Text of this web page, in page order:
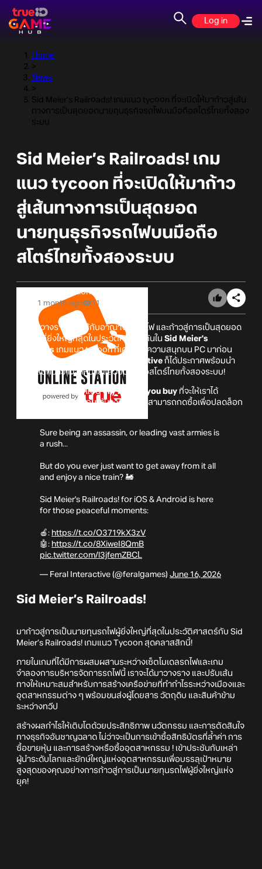
Log in
Home
>
News
>
Sid Meier’s Railroads! เกมแนว tycoon ที่จะเปิดให้มาก้าวสู่เส้น
ทางการเป็นสุดยอดนายทุนธุรกิจรถไฟบนมือถือสโตร์ไทยทั้งสอง
ระบบ
Sid Meier’s Railroads! เกม
แนว tycoon ที่จะเปิดให้มาก้าว
สู่เส้นทางการเป็นสุดยอด
นายทุนธุรกิจรถไฟบนมือถือ
สโตร์ไทยทั้งสองระบบ
Online Station
1 month ago
11
มาร่วมวางรากฐานให้กับอาณาจักรรถไฟ และก้าวสู่การเป็นสุดยอด
นายทุนที่ยิ่งใหญ่ที่สุดในประวัติศาสตร์กันใน Sid Meier's
Railroads เกมแนว tycoon ที่เคยฝากความสนุกบน PC มาก่อน
หน้านี้ โดยล่าสุดนั้นทาง
Feral Interactive ก็ได้ประกาศพร้อมนำ
ความสนุกมาวางจำหน่ายแล้วบนมือถือสโตร์ไทยทั้งสองระบบ!
ทั้งนี้ตัวเกมจะเป็นรูปแบบTry before you buy ที่จะให้เราได้
สามารถลองเล่นตัวเกมได้บางส่วน และสามารถกดซื้อเพื่อปลดล็อก
Sure being an assassin, or leading vast armies is
a rush...
But do you ever just want to get away from it all
and enjoy a nice train? 🚂
Sid Meier's Railroads! for iOS & Android is here
for those peaceful moments:
🍎: https://t.co/O3719kX3zV
🤖: https://t.co/8XiweI8QmB
pic.twitter.com/l3jfemZBCL
— Feral Interactive (@feralgames) June 16, 2026
Sid Meier’s Railroads!
มาก้าวสู่การเป็นนายทุนรถไฟผู้ยิ่งใหญ่ที่สุดในประวัติศาสตร์กับ Sid
Meier’s Railroads! เกมแนว Tycoon สุดคลาสสิกนี้!
ภายในเกมที่ได้มีการผสมผสานระหว่างเซ็ตโมเดลรถไฟและเกม
จำลองการบริหารจัดการรถไฟนี้ เราจะได้มาวางราง และปรับเส้น
ทางให้เหมาะสมสำหรับการสร้างเครือข่ายที่ทำกำไรระหว่างเมืองและ
อุตสาหกรรมต่าง ๆ พร้อมขนส่งผู้โดยสาร วัตถุดิบ และสินค้าข้าม
ระหว่างทวีป
สร้างผลกำไรให้เติบโตด้วยประสิทธิภาพ นวัตกรรม และการตัดสินใจ
ทางธุรกิจอันชาญฉลาด ไม่ว่าจะเป็นการเข้าซื้อสิทธิบัตรที่ล้ำค่า การ
ซื้อขายหุ้น และการสร้างหรือซื้ออุตสาหกรรม ! เข้าประชันกับเหล่า
ผู้นำระดับโลกและยักษ์ใหญ่แห่งอุตสาหกรรมเพื่อบรรลุเป้าหมาย
สูงสุดของคุณอย่างการก้าวสู่การเป็นนายทุนรถไฟผู้ยิ่งใหญ่แห่ง
ยุค!